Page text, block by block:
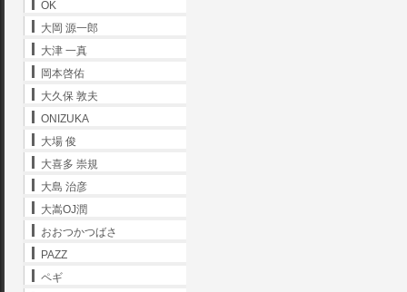
OK
大岡 源一郎
大津 一真
岡本啓佑
大久保 敦夫
ONIZUKA
大場 俊
大喜多 崇規
大島 治彦
大嵩OJ潤
おおつかつばさ
PAZZ
ペギ